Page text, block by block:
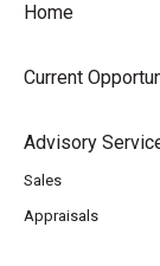
Home
Current
Advisory
Sales
Appraisals